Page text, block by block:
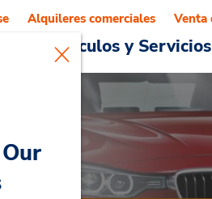
Vehículos y Servicios
Alquileres comerciales Venta